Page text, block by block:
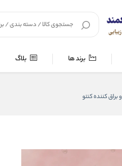
برند ها بلاگ
براق کننده کنتو